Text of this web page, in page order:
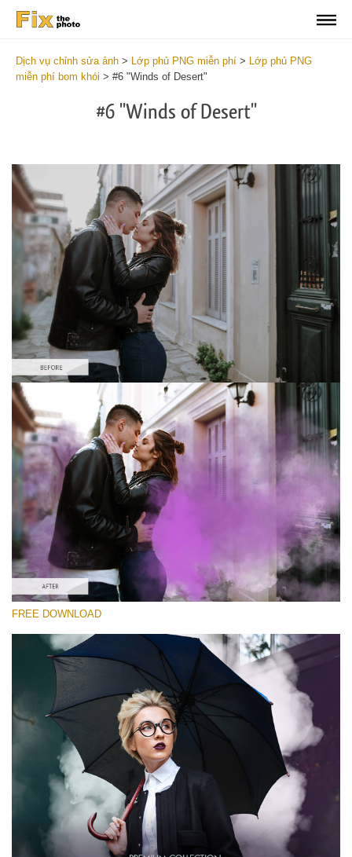
Dịch vụ chỉnh sửa ảnh > Lớp phủ PNG miễn phí > Lớp phủ PNG
miễn phí bom khói > #6 "Winds of Desert"
#6 "Winds of Desert"
Xin hãy lựa chọn
Free PNG Overlay #6
Small 800*533px
Smoke Bomb
(110 Overlays)
Large 6000*4000px
Luxury Wedding
(373 Overlays)
Large 6000*4000px
(1783 Overlays)
Tải xuống miễn phí
FREE DOWNLOAD